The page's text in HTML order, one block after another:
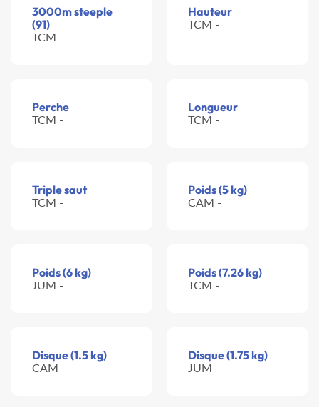
3000m steeple
(91)
TCM -
Hauteur
TCM -
Perche
TCM -
Longueur
TCM -
Triple saut
TCM -
Poids (5 kg)
CAM -
Poids (6 kg)
JUM -
Poids (7.26 kg)
TCM -
Disque (1.5 kg)
CAM -
Disque (1.75 kg)
JUM -